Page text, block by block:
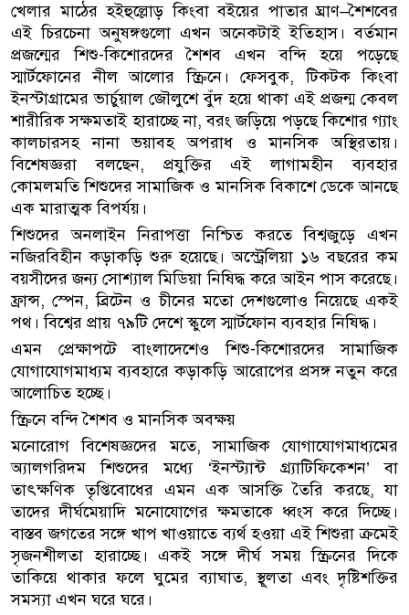
খেলার মাঠের হইহুল্লোড় কিংবা বইয়ের পাতার ঘ্রাণ–শৈশবের
এই চিরচেনা অনুষঙ্গগুলো এখন অনেকটাই ইতিহাস। বর্তমান
প্রজন্মের শিশু-কিশোরদের শৈশব এখন বন্দি হয়ে পড়েছে
স্মার্টফোনের নীল আলোর স্ক্রিনে। ফেসবুক, টিকটক কিংবা
ইনস্টাগ্রামের ভার্চুয়াল জৌলুশে বুঁদ হয়ে থাকা এই প্রজন্ম কেবল
শারীরিক সক্ষমতাই হারাচ্ছে না, বরং জড়িয়ে পড়ছে কিশোর গ্যাং
কালচারসহ নানা ভয়াবহ অপরাধ ও মানসিক অস্থিরতায়।
বিশেষজ্ঞরা বলছেন, প্রযুক্তির এই লাগামহীন ব্যবহার
কোমলমতি শিশুদের সামাজিক ও মানসিক বিকাশে ডেকে আনছে
এক মারাত্মক বিপর্যয়।
শিশুদের অনলাইন নিরাপত্তা নিশ্চিত করতে বিশ্বজুড়ে এখন
নজিরবিহীন কড়াকড়ি শুরু হয়েছে। অস্ট্রেলিয়া ১৬ বছরের কম
বয়সীদের জন্য সোশ্যাল মিডিয়া নিষিদ্ধ করে আইন পাস করেছে।
ফ্রান্স, স্পেন, ব্রিটেন ও চীনের মতো দেশগুলোও নিয়েছে একই
পথ। বিশ্বের প্রায় ৭৯টি দেশে স্কুলে স্মার্টফোন ব্যবহার নিষিদ্ধ।
এমন প্রেক্ষাপটে বাংলাদেশেও শিশু-কিশোরদের সামাজিক
যোগাযোগমাধ্যম ব্যবহারে কড়াকড়ি আরোপের প্রসঙ্গ নতুন করে
আলোচিত হচ্ছে।
স্ক্রিনে বন্দি শৈশব ও মানসিক অবক্ষয়
মনোরোগ বিশেষজ্ঞদের মতে, সামাজিক যোগাযোগমাধ্যমের
অ্যালগরিদম শিশুদের মধ্যে ‘ইনস্ট্যান্ট গ্র্যাটিফিকেশন’ বা
তাৎক্ষণিক তৃপ্তিবোধের এমন এক আসক্তি তৈরি করছে, যা
তাদের দীর্ঘমেয়াদি মনোযোগের ক্ষমতাকে ধ্বংস করে দিচ্ছে।
বাস্তব জগতের সঙ্গে খাপ খাওয়াতে ব্যর্থ হওয়া এই শিশুরা ক্রমেই
সৃজনশীলতা হারাচ্ছে। একই সঙ্গে দীর্ঘ সময় স্ক্রিনের দিকে
তাকিয়ে থাকার ফলে ঘুমের ব্যাঘাত, স্থূলতা এবং দৃষ্টিশক্তির
সমস্যা এখন ঘরে ঘরে।